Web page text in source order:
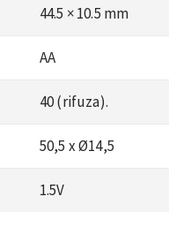
44.5 × 10.5 mm
AA
40 (rifuza).
50,5 x Ø14,5
1.5V